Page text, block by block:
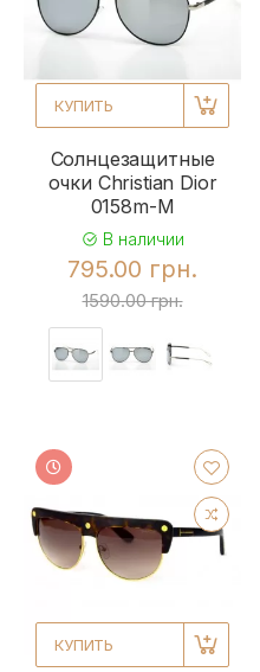
КУПИТЬ
Солнцезащитные
очки Christian Dior
0158m-M
В наличии
795.00 грн.
1590.00 грн.
КУПИТЬ